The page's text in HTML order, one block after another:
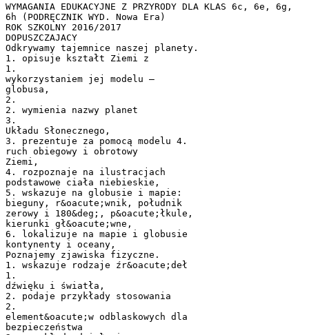
WYMAGANIA EDUKACYJNE Z PRZYRODY DLA KLAS 6c, 6e, 6g,
6h (PODRĘCZNIK WYD. Nowa Era)
ROK SZKOLNY 2016/2017
DOPUSZCZAJACY
Odkrywamy tajemnice naszej planety.
1. opisuje kształt Ziemi z
1.
wykorzystaniem jej modelu –
globusa,
2.
2. wymienia nazwy planet
3.
Układu Słonecznego,
3. prezentuje za pomocą modelu 4.
ruch obiegowy i obrotowy
Ziemi,
4. rozpoznaje na ilustracjach
podstawowe ciała niebieskie,
5. wskazuje na globusie i mapie:
bieguny, r&oacute;wnik, południk
zerowy i 180&deg;, p&oacute;łkule,
kierunki gł&oacute;wne,
6. lokalizuje na mapie i globusie
kontynenty i oceany,
Poznajemy zjawiska fizyczne.
1. wskazuje rodzaje źr&oacute;deł
1.
dźwięku i światła,
2. podaje przykłady stosowania
2.
element&oacute;w odblaskowych dla
bezpieczeństwa